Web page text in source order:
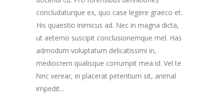
concludaturque ex, quo case legere graeco et.
His quaestio inimicus ad. Nec in magna dicta,
ut aeterno suscipit conclusionemque mel. Has
admodum voluptatum delicatissimi in,
mediocrem qualisque corrumpit mea id. Vel te
hinc verear, ei placerat petentium sit, animal
impedit...